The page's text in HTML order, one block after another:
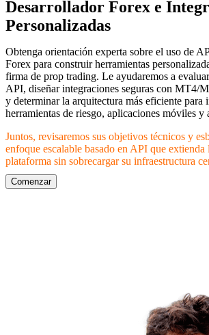
Desarrollador Forex e
Personalizadas
Obtenga orientación experta sobre el uso de
Forex para construir herramientas
firma de prop trading. Le ayudaremos a
API, diseñar integraciones seguras con MT4/
y determinar la arquitectura más eficiente para
herramientas de riesgo, aplicaciones móviles y
Juntos, revisaremos sus objetivos técnicos y
enfoque escalable basado en API que extienda
plataforma sin sobrecargar su infraestructura
Comenzar